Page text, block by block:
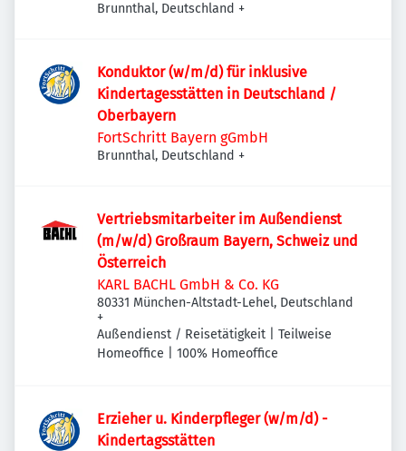
Brunnthal, Deutschland +
Konduktor (w/m/d) für inklusive
Kindertagesstätten in Deutschland /
Oberbayern
FortSchritt Bayern gGmbH
Brunnthal, Deutschland +
Vertriebsmitarbeiter im Außendienst
(m/w/d) Großraum Bayern, Schweiz und
Österreich
KARL BACHL GmbH & Co. KG
80331 München-Altstadt-Lehel, Deutschland
+
Außendienst / Reisetätigkeit | Teilweise
Homeoffice | 100% Homeoffice
Erzieher u. Kinderpfleger (w/m/d) -
Kindertagsstätten